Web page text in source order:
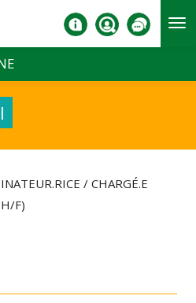
/ CHARGÉ.E
F)